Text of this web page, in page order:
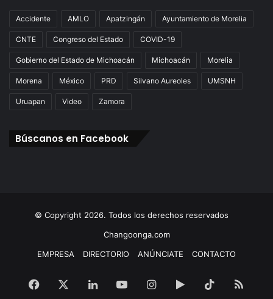
Accidente AMLO Apatzingán Ayuntamiento de Morelia
CNTE Congreso del Estado COVID-19
Gobierno del Estado de Michoacán Michoacán Morelia
Morena México PRD Silvano Aureoles UMSNH
Uruapan Video Zamora
Búscanos en Facebook
© Copyright 2026. Todos los derechos reservados
Changoonga.com
EMPRESA
DIRECTORIO ANÚNCIATE CONTACTO
Facebook LinkedInYouTubeInstagram
Google TikTokRSS